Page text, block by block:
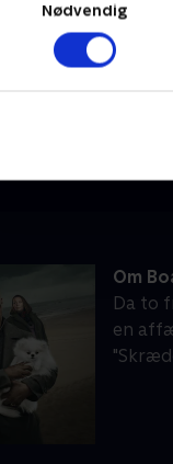
Nødvendig
Om
Da to
en